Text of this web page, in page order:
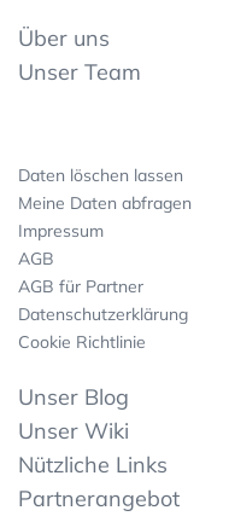
Über uns
Unser Team
Daten löschen lassen
Meine Daten abfragen
Impressum
AGB
AGB für Partner
Datenschutzerklärung
Cookie Richtlinie
Unser Blog
Unser Wiki
Nützliche Links
Partnerangebot